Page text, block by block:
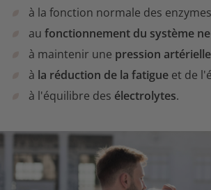
à la fonction normale des
au fonctionnement du système
à maintenir une pression
à la réduction de la fatigue et de
à l'équilibre des électrolytes.